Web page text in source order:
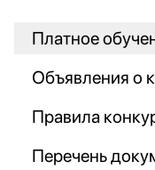
Платное
Объявления о
Правила
Перечень